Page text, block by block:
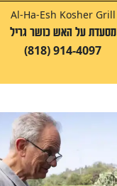
Al-Ha-Esh Kosher Grill
מסעדת על האש כושר גריל
(818) 914-4097